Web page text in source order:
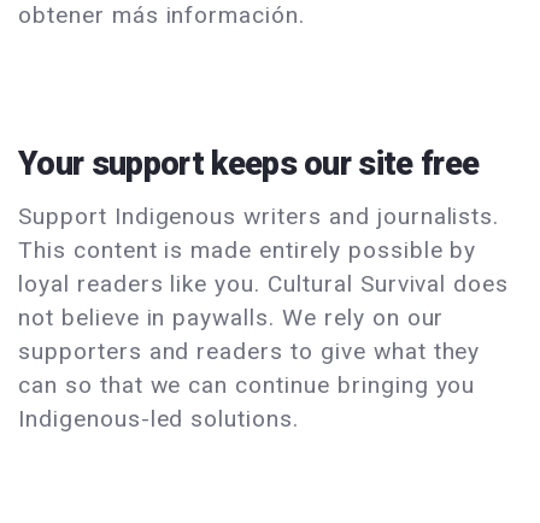
obtener más información.
Your support keeps our site free
Support Indigenous writers and journalists.
This content is made entirely possible by
loyal readers like you. Cultural Survival does
not believe in paywalls. We rely on our
supporters and readers to give what they
can so that we can continue bringing you
Indigenous-led solutions.